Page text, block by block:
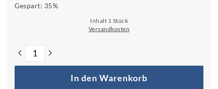
Gespart: 35%
Inhalt 1 Stück
Versandkosten
In den Warenkorb